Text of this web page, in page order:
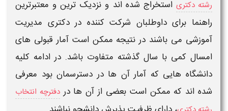
رشته دکتری استخراج شده اند و نزدیک ترین و معتبرترین
راهنما برای داوطلبان شرکت کننده دردکتری مدیریت
آموزشی می باشند در نتیجه ممکن است آمار قبولی های
امسال کمی با سال گذشته متفاوت باشد. در ادامه کلیه
دانشگاه هایی که آمار آن ها در دسترسمان بود معرفی
شده اند که ممکن است بعضی از آن ها دردفترچه انتخاب